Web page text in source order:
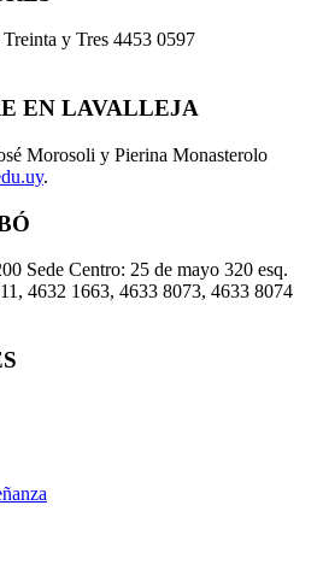
y Tres 4453 0597
EN LAVALLEJA
Morosoli y Pierina Monasterolo
.
Sede Centro: 25 de mayo 320 esq.
4632 1663, 4633 8073, 4633 8074